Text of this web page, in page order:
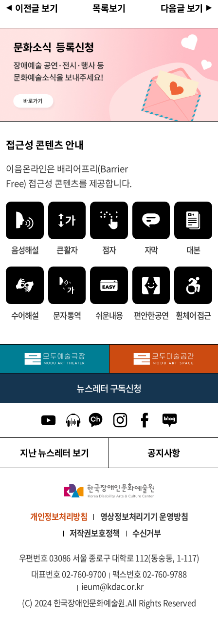
이전글 보기 목록보기 다음글 보기
접근성 콘텐츠 안내
이음온라인은 배리어프리(Barrier
Free) 접근성 콘텐츠를 제공합니다.
음성해설 큰 활자 점자 자막 대본
수어해설 문자 통역 쉬운내용 편안한 공연 휠체어 접근
뉴스레터 구독신청
지난 뉴스레터 보기
카카오톡 채널 이동
유튜브 이동팟캐스트 이동 네이버블로
페이스북 이동
인스타그램 이동
공지사항
개인정보처리방침
영상정보처리기기 운영방침
저작권보호정책
수신거부
우편번호 03086 서울 종로구 대학로 112(동숭동, 1-117)
대표번호 02-760-9700 팩스번호 02-760-9788
ieum@kdac.or.kr
(C) 2024 한국장애인문화예술원.All Rights Reserved